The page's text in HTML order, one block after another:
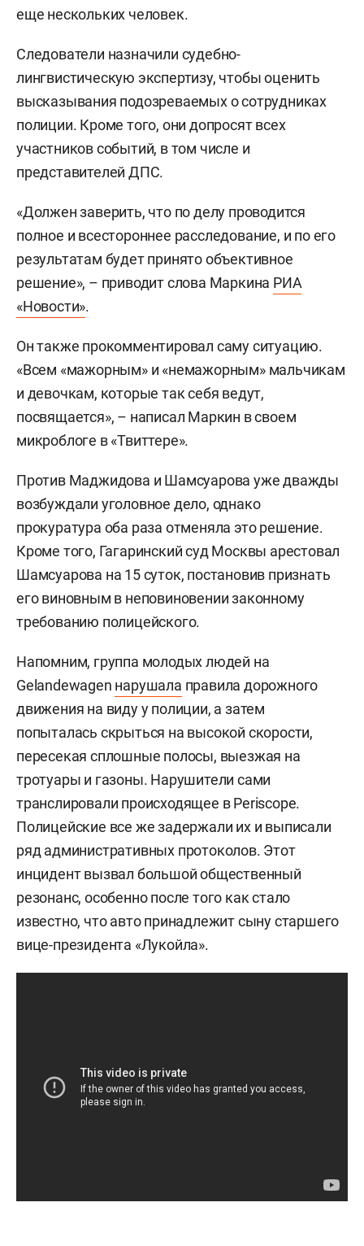
еще нескольких человек.
Следователи назначили судебно-
лингвистическую экспертизу, чтобы оценить
высказывания подозреваемых о сотрудниках
полиции. Кроме того, они допросят всех
участников событий, в том числе и
представителей ДПС.
«Должен заверить, что по делу проводится
полное и всестороннее расследование, и по его
результатам будет принято объективное
решение», – приводит слова Маркина РИА
«Новости».
Он также прокомментировал саму ситуацию.
«Всем «мажорным» и «немажорным» мальчикам
и девочкам, которые так себя ведут,
посвящается», – написал Маркин в своем
микроблоге в «Твиттере».
Против Маджидова и Шамсуарова уже дважды
возбуждали уголовное дело, однако
прокуратура оба раза отменяла это решение.
Кроме того, Гагаринский суд Москвы арестовал
Шамсуарова на 15 суток, постановив признать
его виновным в неповиновении законному
требованию полицейского.
Напомним, группа молодых людей на
Gelandewagen нарушала правила дорожного
движения на виду у полиции, а затем
попыталась скрыться на высокой скорости,
пересекая сплошные полосы, выезжая на
тротуары и газоны. Нарушители сами
транслировали происходящее в Periscope.
Полицейские все же задержали их и выписали
ряд административных протоколов. Этот
инцидент вызвал большой общественный
резонанс, особенно после того как стало
известно, что авто принадлежит сыну старшего
вице-президента «Лукойла».